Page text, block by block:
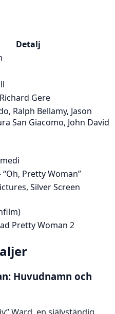
Detalj
Gere
Ralph Bellamy, Jason
San Giacomo, John David
Pretty Woman”
Silver Screen
Pretty Woman 2
Huvudnamn och